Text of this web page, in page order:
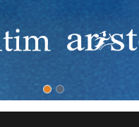
Şirketler
Hukuku
Eğitim’in birbirinden
imkanı sunun.